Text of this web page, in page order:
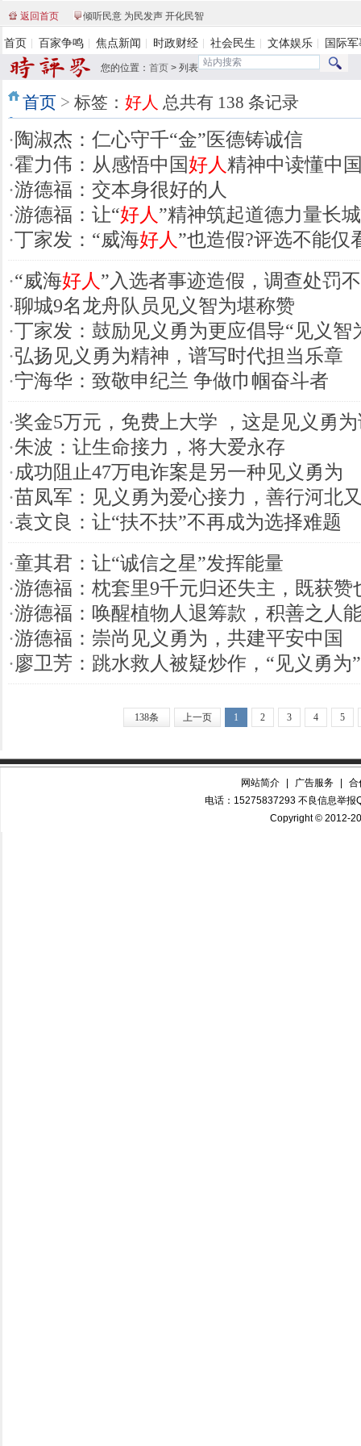
返回首页 倾听民意 为民发声 开化民智
首页 百家争鸣 焦点新闻 时政财经 社会民生 文体娱乐 国际
您的位置： 首页 > 列表
首页 > 标签： 好人 总共有 138 条记录
·陶淑杰：仁心守千“金”医德铸诚信
·霍力伟：从感悟中国好人精神中读懂中
·游德福：交本身很好的人
·游德福：让“好人 ”精神筑起道德力量长城
·丁家发：“威海好人 ”也造假?评选不能仅
·“威海好人 ”入选者事迹造假，调查处罚
·聊城9名龙舟队员见义智为堪称赞
·丁家发：鼓励见义勇为更应倡导“见义智
·弘扬见义勇为精神，谱写时代担当乐章
·宁海华：致敬申纪兰 争做巾帼奋斗者
·奖金5万元，免费上大学 ，这是见义勇
·朱波：让生命接力，将大爱永存
·成功阻止47万电诈案是另一种见义勇为
·苗凤军：见义勇为爱心接力，善行河北
·袁文良：让“扶不扶”不再成为选择难题
·童其君：让“诚信之星”发挥能量
·游德福：枕套里9千元归还失主，既获赞
·游德福：唤醒植物人退筹款，积善之人
·游德福：崇尚见义勇为，共建平安中国
·廖卫芳：跳水救人被疑炒作，“见义勇为
138条 上一页 1 2 3 4 5
网站简介 广告服务
合
电话：15275837293 不良信息举
Copyright © 2012-